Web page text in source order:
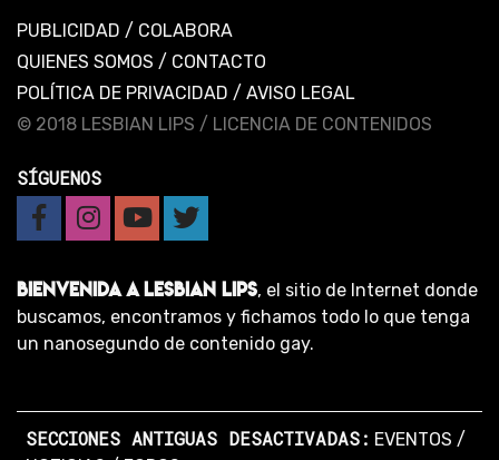
PUBLICIDAD / COLABORA
QUIENES SOMOS / CONTACTO
POLÍTICA DE PRIVACIDAD / AVISO LEGAL
© 2018 LESBIAN LIPS / LICENCIA DE CONTENIDOS
SÍGUENOS
BIENVENIDA A LESBIAN LIPS, el sitio de Internet donde
buscamos, encontramos y fichamos todo lo que tenga
un nanosegundo de contenido gay.
SECCIONES ANTIGUAS DESACTIVADAS: EVENTOS /